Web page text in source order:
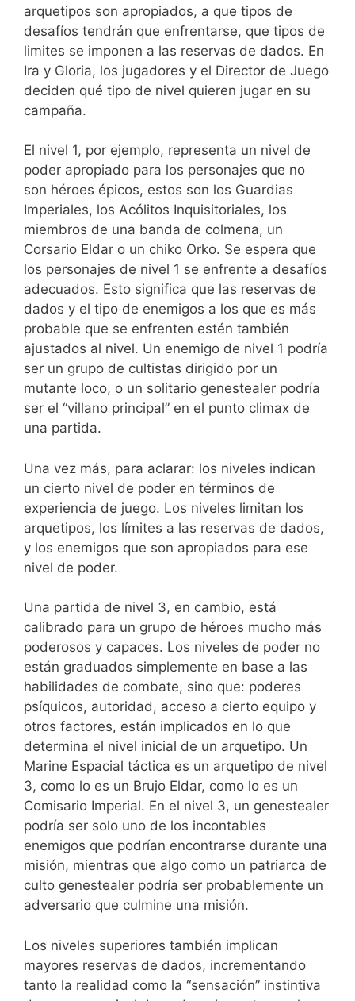
arquetipos son apropiados, a que tipos de
desafíos tendrán que enfrentarse, que tipos de
limites se imponen a las reservas de dados. En
Ira y Gloria, los jugadores y el Director de Juego
deciden qué tipo de nivel quieren jugar en su
campaña.
El nivel 1, por ejemplo, representa un nivel de
poder apropiado para los personajes que no
son héroes épicos, estos son los Guardias
Imperiales, los Acólitos Inquisitoriales, los
miembros de una banda de colmena, un
Corsario Eldar o un chiko Orko. Se espera que
los personajes de nivel 1 se enfrente a desafíos
adecuados. Esto significa que las reservas de
dados y el tipo de enemigos a los que es más
probable que se enfrenten estén también
ajustados al nivel. Un enemigo de nivel 1 podría
ser un grupo de cultistas dirigido por un
mutante loco, o un solitario genestealer podría
ser el “villano principal” en el punto climax de
una partida.
Una vez más, para aclarar: los niveles indican
un cierto nivel de poder en términos de
experiencia de juego. Los niveles limitan los
arquetipos, los límites a las reservas de dados,
y los enemigos que son apropiados para ese
nivel de poder.
Una partida de nivel 3, en cambio, está
calibrado para un grupo de héroes mucho más
poderosos y capaces. Los niveles de poder no
están graduados simplemente en base a las
habilidades de combate, sino que: poderes
psíquicos, autoridad, acceso a cierto equipo y
otros factores, están implicados en lo que
determina el nivel inicial de un arquetipo. Un
Marine Espacial táctica es un arquetipo de nivel
3, como lo es un Brujo Eldar, como lo es un
Comisario Imperial. En el nivel 3, un genestealer
podría ser solo uno de los incontables
enemigos que podrían encontrarse durante una
misión, mientras que algo como un patriarca de
culto genestealer podría ser probablemente un
adversario que culmine una misión.
Los niveles superiores también implican
mayores reservas de dados, incrementando
tanto la realidad como la “sensación” instintiva